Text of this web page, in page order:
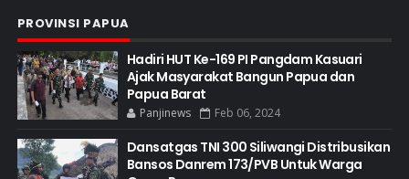
PROVINSI PAPUA
Hadiri HUT Ke-169 PI Pangdam Kasuari
Ajak Masyarakat Bangun Papua dan
Papua Barat
Panjinews Feb 06, 2024
Dansatgas TNI 300 Siliwangi Distribusikan
Bansos Danrem 173/PVB Untuk Warga